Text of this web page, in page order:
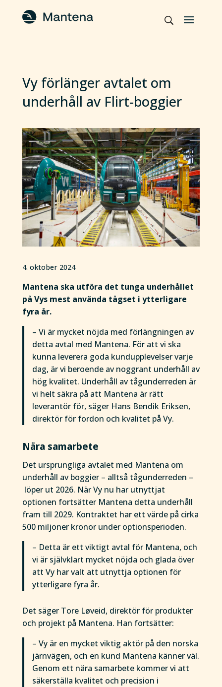
Vy förlänger avtalet om
underhåll av Flirt-boggier
4. oktober 2024
Mantena ska utföra det tunga underhållet
på Vys mest använda tågset i ytterligare
fyra år.
– Vi är mycket nöjda med förlängningen av
detta avtal med Mantena. För att vi ska
kunna leverera goda kundupplevelser varje
dag, är vi beroende av noggrant underhåll av
hög kvalitet. Underhåll av tågunderreden är
vi helt säkra på att Mantena är rätt
leverantör för, säger Hans Bendik Eriksen,
direktör för fordon och kvalitet på Vy.
Nära samarbete
Det ursprungliga avtalet med Mantena om
underhåll av boggier – alltså tågunderreden –
löper ut 2026. När Vy nu har utnyttjat
optionen fortsätter Mantena detta underhåll
fram till 2029. Kontraktet har ett värde på cirka
500 miljoner kronor under optionsperioden.
– Detta är ett viktigt avtal för Mantena, och
vi är självklart mycket nöjda och glada över
att Vy har valt att utnyttja optionen för
ytterligare fyra år.
Det säger Tore Løveid, direktör för produkter
och projekt på Mantena. Han fortsätter:
– Vy är en mycket viktig aktör på den norska
järnvägen, och en kund Mantena känner väl.
Genom ett nära samarbete kommer vi att
säkerställa kvalitet och precision i